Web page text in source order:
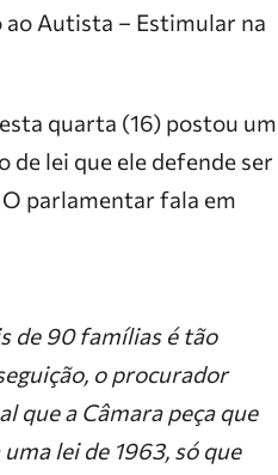
Autista – Estimular na
quarta (16) postou um
lei que ele defende ser
parlamentar fala em
de 90 famílias é tão
o procurador
que a Câmara peça que
lei de 1963, só que